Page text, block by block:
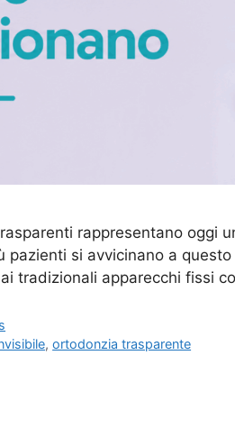
rappresentano oggi
pazienti si avvicinano a
tradizionali apparecchi fissi
,ortodonzia trasparente